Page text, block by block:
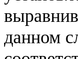
данном